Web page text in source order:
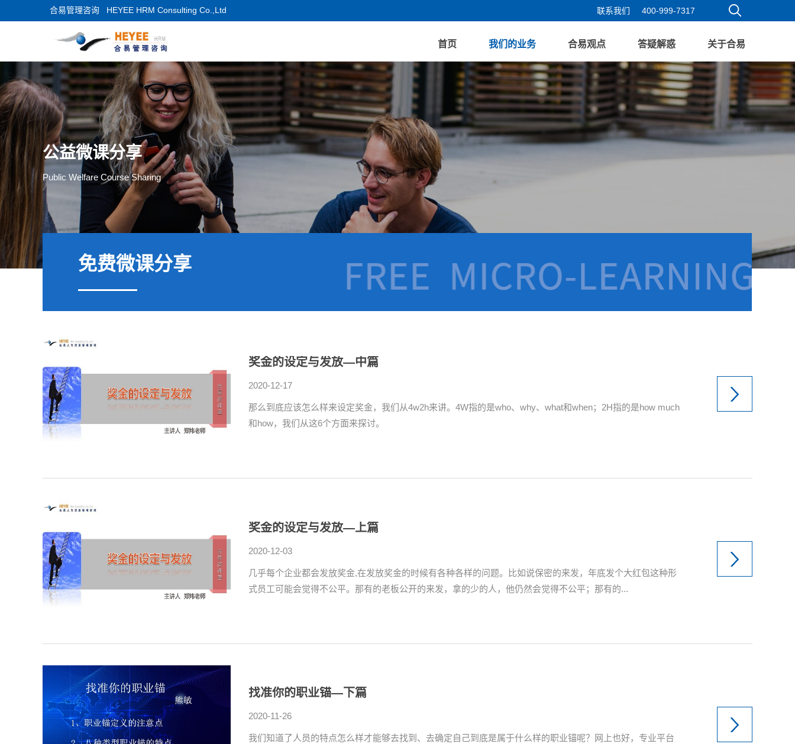
合易管理咨询 HEYEE HRM Consulting Co.,Ltd 联系我们 400-999-7317
首页 我们的业务 合易观点 答疑解惑 关于合易
公益微课分享
Public Welfare Course Sharing
免费微课分享
奖金的设定与发放—中篇
2020-12-17
那么到底应该怎么样来设定奖金，我们从4w2h来讲。4W指的是who、why、what和when；2H指的是how much
和how，我们从这6个方面来探讨。
奖金的设定与发放—上篇
2020-12-03
几乎每个企业都会发放奖金,在发放奖金的时候有各种各样的问题。比如说保密的来发，年底发个大红包这种形
式员工可能会觉得不公平。那有的老板公开的来发，拿的少的人，他仍然会觉得不公平；那有的...
找准你的职业锚—下篇
2020-11-26
我们知道了人员的特点怎么样才能够去找到、去确定自己到底是属于什么样的职业锚呢？网上也好，专业平台